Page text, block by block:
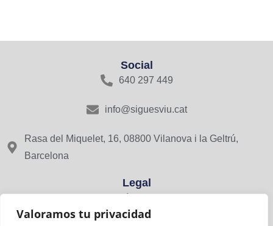
Valoramos tu privacidad
Social
640 297 449
info@siguesviu.cat
Rasa del Miquelet, 16, 08800 Vilanova i la Geltrú,
Barcelona
Legal